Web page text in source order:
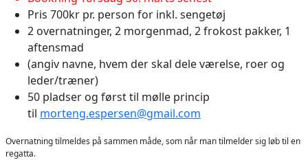
Pris 700kr pr. person for inkl. sengetøj
2 overnatninger, 2 morgenmad, 2 frokost pakker, 1
aftensmad
(angiv navne, hvem der skal dele værelse, roer og
leder/træner)
50 pladser og først til mølle princip
til morteng.espersen@gmail.com
Overnatning tilmeldes på sammen måde, som når man tilmelder sig løb til en
regatta.